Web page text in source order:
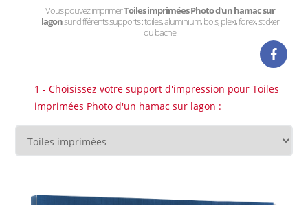
Vous pouvez imprimerToiles imprimées Photo d'un hamac sur
lagonsur différents supports : toiles, aluminium, bois, plexi, forex, sticker
ou bache.
1 - Choisissez votre support d'impression pour Toiles
imprimées Photo d'un hamac sur lagon :